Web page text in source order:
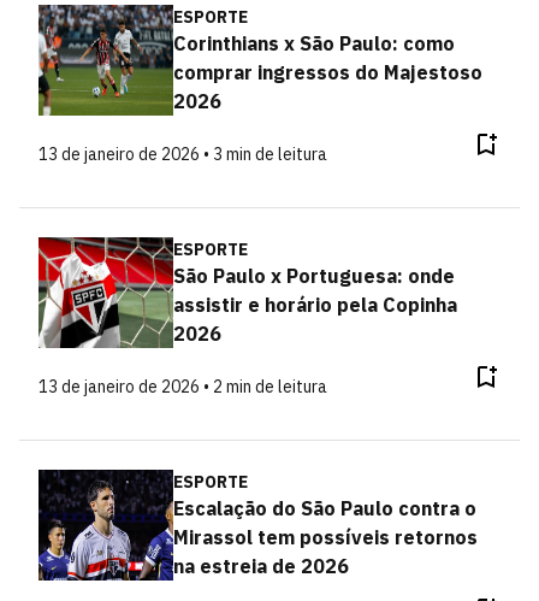
ESPORTE
Corinthians x São Paulo: como
comprar ingressos do Majestoso
2026
13 de janeiro de 2026 • 3 min de leitura
ESPORTE
São Paulo x Portuguesa: onde
assistir e horário pela Copinha
2026
13 de janeiro de 2026 • 2 min de leitura
ESPORTE
Escalação do São Paulo contra o
Mirassol tem possíveis retornos
na estreia de 2026